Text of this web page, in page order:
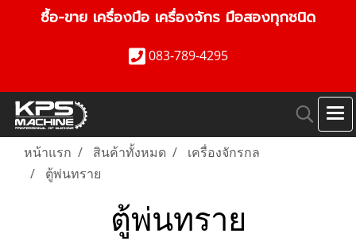
ซื้อ-ขาย เครื่องมือ เครื่องจักร มือสองทุกชนิด
083-789-4295
หน้าแรก สินค้าทั้งหมด
เครื่องจักรกล
ตู้พ่นทราย
ตู้พ่นทราย